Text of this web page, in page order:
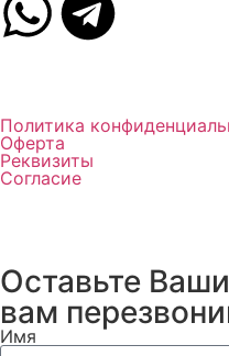
Политика
Оферта
Реквизиты
Согласие
Оставьте
вам
Имя